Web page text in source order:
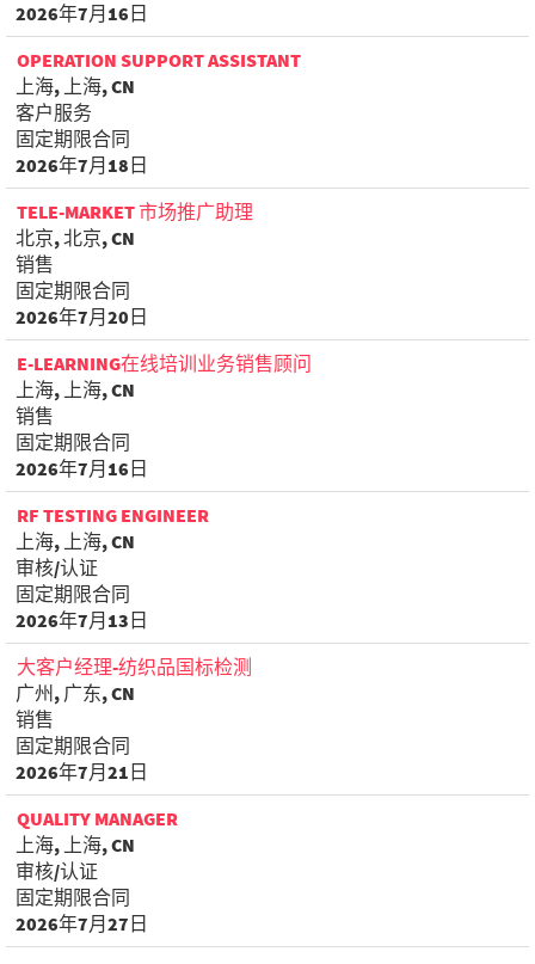
2026年7月16日
OPERATION SUPPORT ASSISTANT
上海, 上海, CN
客户服务
固定期限合同
2026年7月18日
TELE-MARKET 市场推广助理
北京, 北京, CN
销售
固定期限合同
2026年7月20日
E-LEARNING在线培训业务销售顾问
上海, 上海, CN
销售
固定期限合同
2026年7月16日
RF TESTING ENGINEER
上海, 上海, CN
审核/认证
固定期限合同
2026年7月13日
大客户经理-纺织品国标检测
广州, 广东, CN
销售
固定期限合同
2026年7月21日
QUALITY MANAGER
上海, 上海, CN
审核/认证
固定期限合同
2026年7月27日